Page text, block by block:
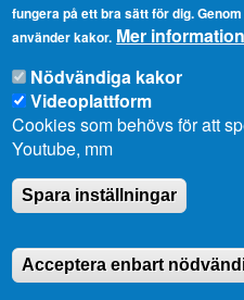
Norges ambassadör Wegger
2025-09-01 16:13
fungera på ett bra sätt för dig.
använder kakor. Mer information
Nödvändiga kakor
Videoplattform
Cookies som behövs för att
Youtube, mm
Spara inställningar
Acceptera enbart